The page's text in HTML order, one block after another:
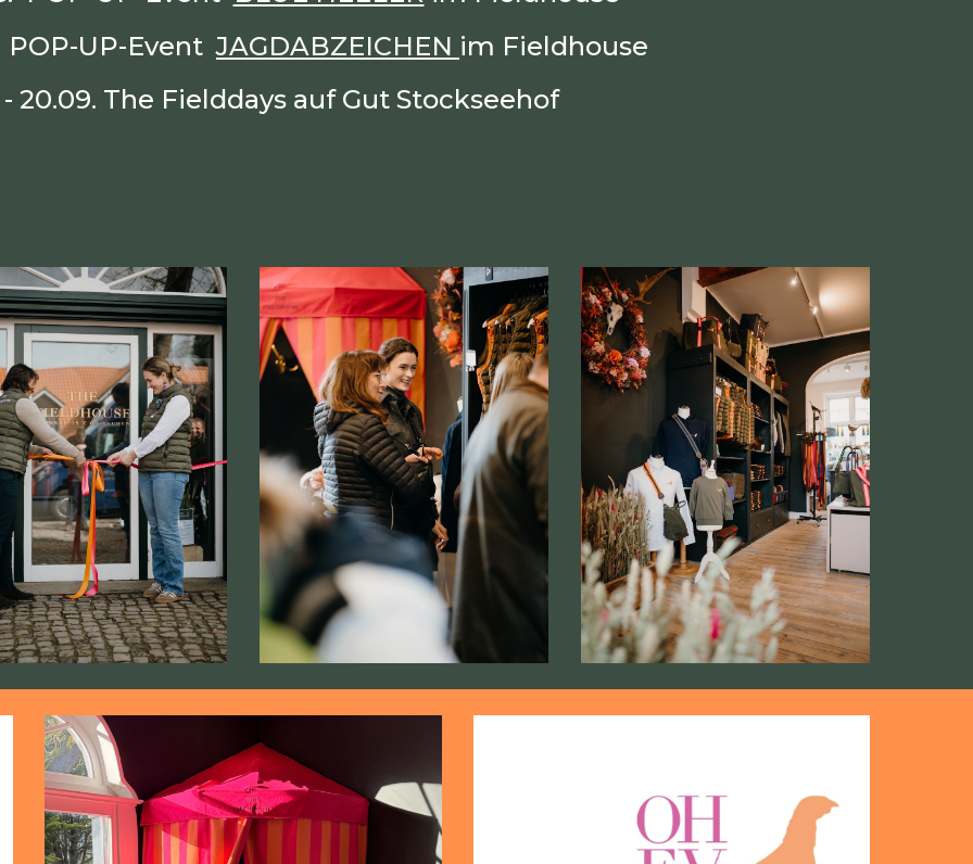
POP-UP-EventJAGDABZEICHEN im Fieldhouse
- 20.09. The Fielddays auf Gut Stockseehof